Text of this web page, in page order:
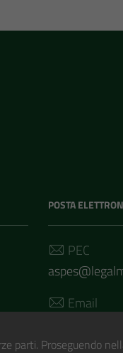
parti. Proseguendo
POSTA
PEC
Email